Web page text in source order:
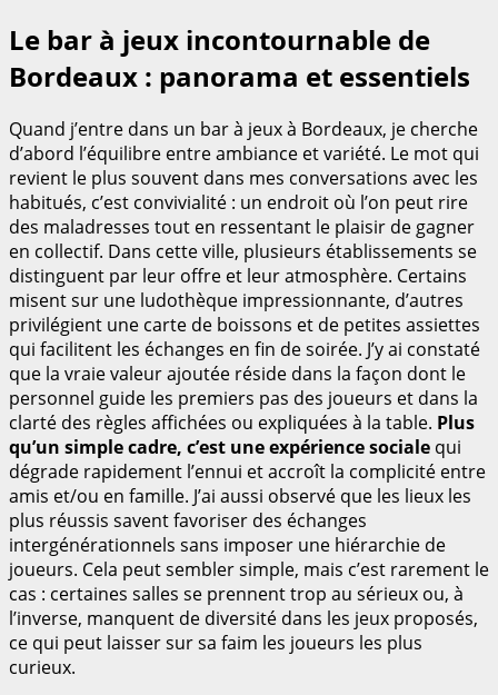
Le bar à jeux incontournable de
Bordeaux : panorama et essentiels
Quand j’entre dans un bar à jeux à Bordeaux, je cherche
d’abord l’équilibre entre ambiance et variété. Le mot qui
revient le plus souvent dans mes conversations avec les
habitués, c’est convivialité : un endroit où l’on peut rire
des maladresses tout en ressentant le plaisir de gagner
en collectif. Dans cette ville, plusieurs établissements se
distinguent par leur offre et leur atmosphère. Certains
misent sur une ludothèque impressionnante, d’autres
privilégient une carte de boissons et de petites assiettes
qui facilitent les échanges en fin de soirée. J’y ai constaté
que la vraie valeur ajoutée réside dans la façon dont le
personnel guide les premiers pas des joueurs et dans la
clarté des règles affichées ou expliquées à la table. Plus
qu’un simple cadre, c’est une expérience sociale qui
dégrade rapidement l’ennui et accroît la complicité entre
amis et/ou en famille. J’ai aussi observé que les lieux les
plus réussis savent favoriser des échanges
intergénérationnels sans imposer une hiérarchie de
joueurs. Cela peut sembler simple, mais c’est rarement le
cas : certaines salles se prennent trop au sérieux ou, à
l’inverse, manquent de diversité dans les jeux proposés,
ce qui peut laisser sur sa faim les joueurs les plus
curieux.